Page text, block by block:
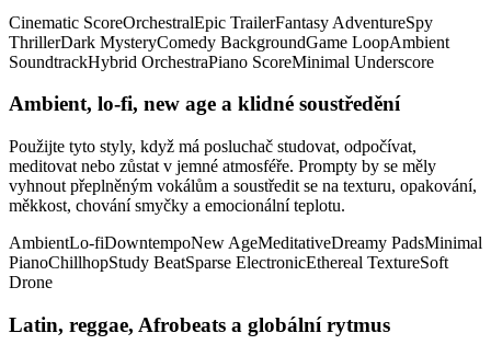
Cinematic ScoreOrchestralEpic TrailerFantasy AdventureSpy
ThrillerDark MysteryComedy BackgroundGame LoopAmbient
SoundtrackHybrid OrchestraPiano ScoreMinimal Underscore
Ambient, lo-fi, new age a klidné soustředění
Použijte tyto styly, když má posluchač studovat, odpočívat,
meditovat nebo zůstat v jemné atmosféře. Prompty by se měly
vyhnout přeplněným vokálům a soustředit se na texturu, opakování,
měkkost, chování smyčky a emocionální teplotu.
AmbientLo-fiDowntempoNew AgeMeditativeDreamy PadsMinimal
PianoChillhopStudy BeatSparse ElectronicEthereal TextureSoft
Drone
Latin, reggae, Afrobeats a globální rytmus